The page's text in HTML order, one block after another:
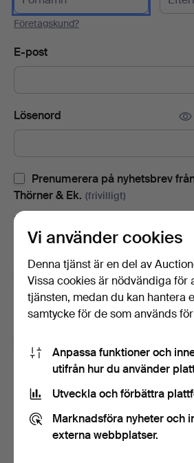
Företagskund?
E-post
Lösenord
Prenumerera på nyhetsbrev
Thörner & Ek. (frivilligt)
Med bl.a. auktionskataloger, inbjudningar
nyheter. Om du ångrar dig kan du enkelt
prenumerationen.
Prenumerera på Auctionets
Med bl.a. experttips, utvalda föremål
ångrar dig kan du enkelt avsluta
användarvillkoren,köpvillkoren
har tagit del avintegritetspolicyn.
Skapa konto
Vi använder cookies
Denna tjänst är en del av
Vissa cookies är nödvändiga för
tjänsten, medan du kan hantera
samtycke för de som används
Anpassa funktioner och
utifrån hur du använder
Utveckla och förbättra
Marknadsföra nyheter och
externa webbplatser.